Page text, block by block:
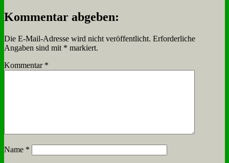
Kommentar abgeben:
Die E-Mail-Adresse wird nicht veröffentlicht. Erforderliche
Angaben sind mit * markiert.
Kommentar *
Name *